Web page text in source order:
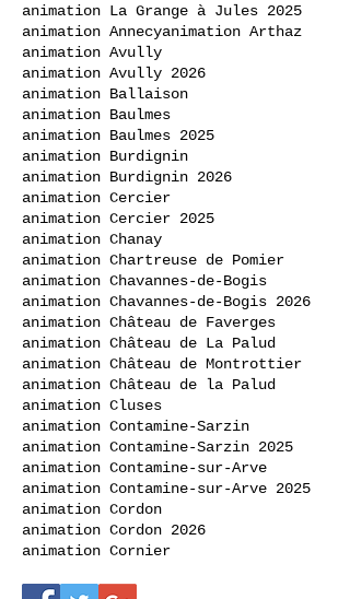
animation La Grange à Jules 2025
animation Annecyanimation Arthaz
animation Avully
animation Avully 2026
animation Ballaison
animation Baulmes
animation Baulmes 2025
animation Burdignin
animation Burdignin 2026
animation Cercier
animation Cercier 2025
animation Chanay
animation Chartreuse de Pomier
animation Chavannes-de-Bogis
animation Chavannes-de-Bogis 2026
animation Château de Faverges
animation Château de La Palud
animation Château de Montrottier
animation Château de la Palud
animation Cluses
animation Contamine-Sarzin
animation Contamine-Sarzin 2025
animation Contamine-sur-Arve
animation Contamine-sur-Arve 2025
animation Cordon
animation Cordon 2026
animation Cornier